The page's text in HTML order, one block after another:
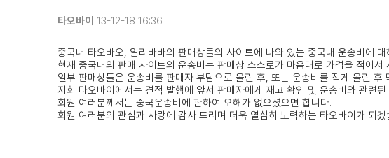
타오바이 13-12-18 16:36
중국내 타오바오, 알리바바의 판매상들의 사이트에 나와 있는 중국내 운송비에
현재 중국내의 판매 사이트의 운송비는 판매상 스스로가 마음대로 가격을 적어
일부 판매상들은 운송비를 판매자 부담으로 올린 후, 또는 운송비를 적게 올린
저희 타오바이에서는 견적 발행에 앞서 판매자에게 재고 확인 및 운송비와 관련
회원 여러분께서는 중국운송비에 관하여 오해가 없으셨으면 합니다.
회원 여러분의 관심과 사랑에 감사 드리며 더욱 열심히 노력하는 타오바이가 되겠